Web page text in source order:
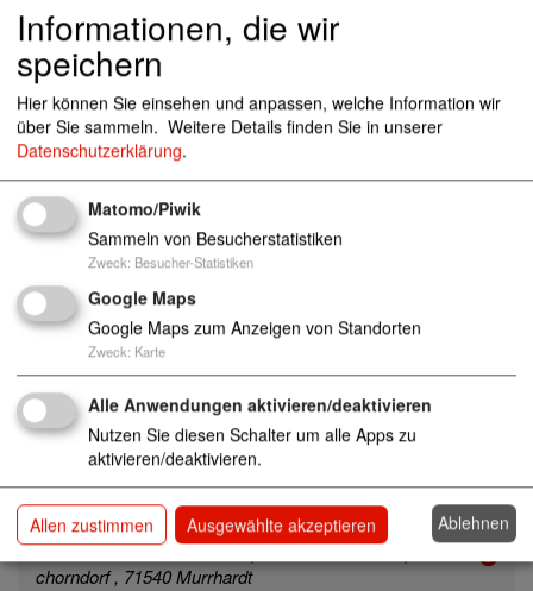
AWO Integrative Kindertagesstätte "Haiden
est" 09217 Burgstädt
Kinder Tageseinrichtungen
Kinderkrippen
Krippen
Kindergarten
Horteinrichtung
AWO Integrative und heilpädagogische Kin
dertageseinrichtung "Menschenskinder"
01796 Pirna
Krippen
Behinderung
Unterstützung
AWO Kinder- und Familienzentrum Bullerb
ü 71636 Ludwigsburg
Kinder Tageseinrichtungen Kita
Kinderkrippen
Krippen
Kindergarten
AWO Kinder- und Jugendhilfe Rems-Murr g
GmbH
70736 Fellbach , 71364 Winnenden , 73614 S
chorndorf , 71540 Murrhardt
Informationen, die wir
speichern
Hier können Sie einsehen und anpassen, welche Information wir
über Sie sammeln. Weitere Details finden Sie in unserer
Datenschutzerklärung.
Matomo/Piwik
Sammeln von Besucherstatistiken
Zweck: Besucher-Statistiken
Google Maps
Google Maps zum Anzeigen von Standorten
Zweck: Karte
Alle Anwendungen aktivieren/deaktivieren
Nutzen Sie diesen Schalter um alle Apps zu
aktivieren/deaktivieren.
Allen zustimmen Ausgewählte akzeptieren Ablehnen